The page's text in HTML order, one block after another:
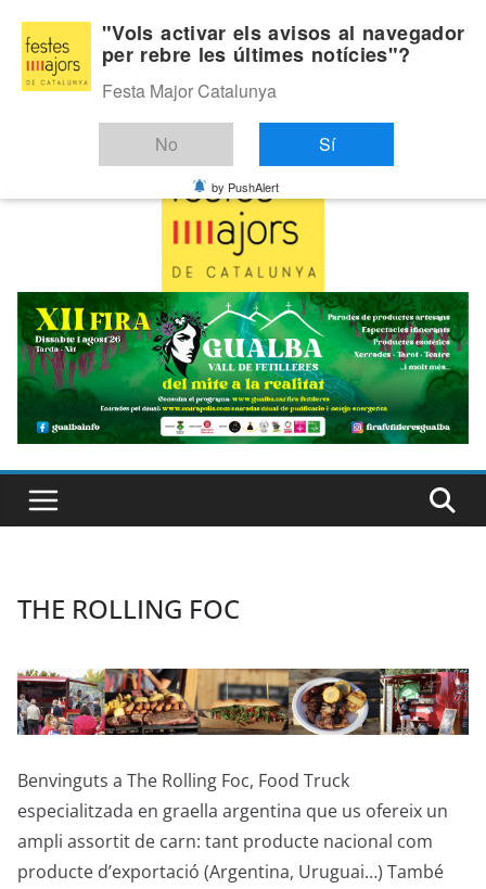
content
Dilluns, agost 10, 2026
Última:
THE ROLLING FOC
Benvinguts a The Rolling Foc, Food Truck
especialitzada en graella argentina que us ofereix un
ampli assortit de carn: tant producte nacional com
producte d’exportació (Argentina, Uruguai…) També
"Vols activar els avisos al navegador
per rebre les últimes notícies"?
Festa Major Catalunya
No Sí
by PushAlert